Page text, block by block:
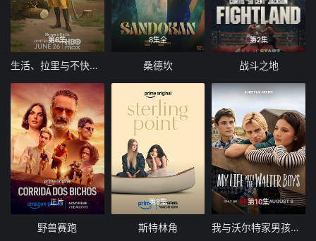
第6集
生活、拉里与不快乐的追求：一部美国史
8集全
桑德坎
第2集
战斗之地
正片
野兽赛跑
第8集
斯特林角
第10集
我与沃尔特家男孩的生活 第三季